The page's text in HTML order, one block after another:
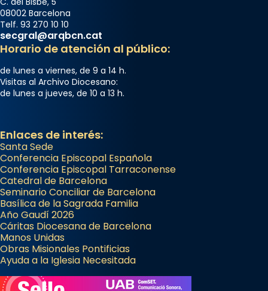
08002 Barcelona
Telf. 93 270 10 10
secgral@arqbcn.cat
Horario de atención al público:
de lunes a viernes, de 9 a 14 h.
Visitas al Archivo Diocesano:
de lunes a jueves, de 10 a 13 h.
Enlaces de interés:
Santa Sede
Conferencia Episcopal Española
Conferencia Episcopal Tarraconense
Catedral de Barcelona
Seminario Conciliar de Barcelona
Basílica de la Sagrada Familia
Año Gaudí 2026
Cáritas Diocesana de Barcelona
Manos Unidas
Obras Misionales Pontificias
Ayuda a la Iglesia Necesitada